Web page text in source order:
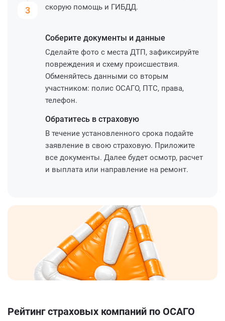
3
скорую помощь и ГИБДД.
Соберите документы и данные
Сделайте фото с места ДТП, зафиксируйте
повреждения и схему происшествия.
Обменяйтесь данными со вторым
участником: полис ОСАГО, ПТС, права,
телефон.
Обратитесь в страховую
В течение установленного срока подайте
заявление в свою страховую. Приложите
все документы. Далее будет осмотр, расчет
и выплата или направление на ремонт.
Рейтинг страховых компаний по ОСАГО